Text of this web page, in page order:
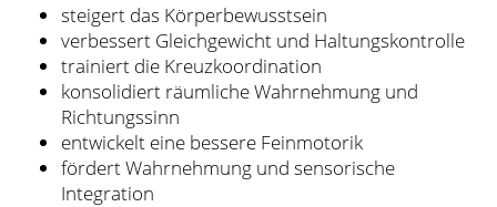
steigert das Körperbewusstsein
verbessert Gleichgewicht und Haltungskontrolle
trainiert die Kreuzkoordination
konsolidiert räumliche Wahrnehmung und
Richtungssinn
entwickelt eine bessere Feinmotorik
fördert Wahrnehmung und sensorische
Integration